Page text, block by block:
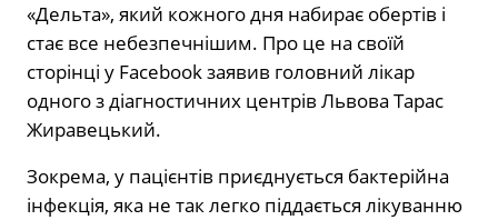
«Дельта», який кожного дня набирає обертів і
стає все небезпечнішим. Про це на своїй
сторінці у Facebook заявив головний лікар
одного з діагностичних центрів Львова Тарас
Жиравецький.
Зокрема, у пацієнтів приєднується бактерійна
інфекція, яка не так легко піддається лікуванню